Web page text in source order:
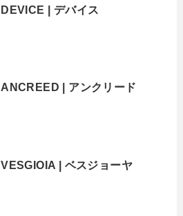
DEVICE | デバイス
ANCREED | アンクリード
VESGIOIA | ベスジョーヤ